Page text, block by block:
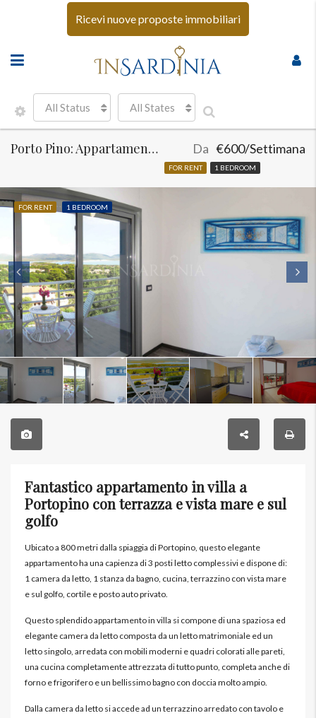
Ricevi nuove proposte immobiliari
All Status All States
Porto Pino: Appartamento vista mare
FOR RENT 1 BEDROOM
Da €600/Settimana
FOR RENT 1 BEDROOM
Fantastico appartamento in villa a
Portopino con terrazza e vista mare e sul
golfo
Ubicato a 800 metri dalla spiaggia di Portopino, questo elegante
appartamento ha una capienza di 3 posti letto complessivi e dispone di:
1 camera da letto, 1 stanza da bagno, cucina, terrazzino con vista mare
e sul golfo, cortile e posto auto privato.
Questo splendido appartamento in villa si compone di una spaziosa ed
elegante camera da letto composta da un letto matrimoniale ed un
letto singolo, arredata con mobili moderni e quadri colorati alle pareti,
una cucina completamente attrezzata di tutto punto, completa anche di
forno e frigorifero e un bellissimo bagno con doccia molto ampio.
Dalla camera da letto si accede ad un terrazzino arredato con tavolo e